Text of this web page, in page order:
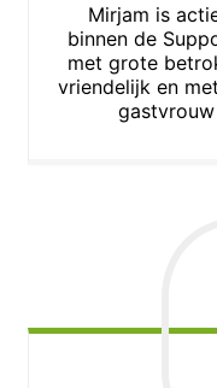
Mirjam is
binnen de
met grote
vriendelijk en